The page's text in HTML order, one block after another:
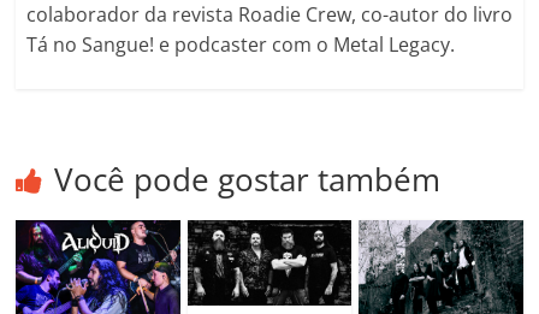
colaborador da revista Roadie Crew, co-autor do livro
Tá no Sangue! e podcaster com o Metal Legacy.
Você pode gostar também